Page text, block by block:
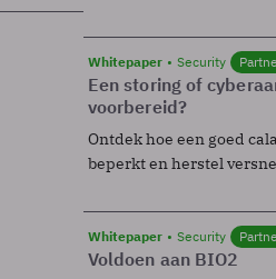
Whitepaper Security
Een storing of
voorbereid?
Ontdek hoe een goed
beperkt en herstel
Whitepaper Security
Voldoen aan BIO2